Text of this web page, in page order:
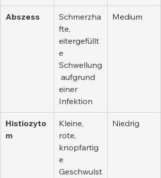
Abszess
Schmerzha
fte,
eitergefüllt
e
Schwellung
aufgrund
einer
Infektion
Medium
Histiozyto
m
Kleine,
rote,
knopfartig
e
Geschwulst
Niedrig